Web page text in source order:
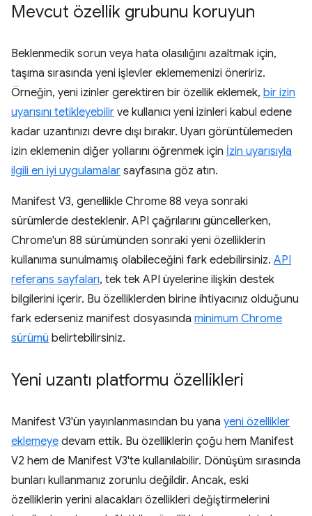
Mevcut özellik grubunu koruyun
Beklenmedik sorun veya hata olasılığını azaltmak için,
taşıma sırasında yeni işlevler eklememenizi öneririz.
Örneğin, yeni izinler gerektiren bir özellik eklemek, bir izin
uyarısını tetikleyebilir ve kullanıcı yeni izinleri kabul edene
kadar uzantınızı devre dışı bırakır. Uyarı görüntülemeden
izin eklemenin diğer yollarını öğrenmek için İzin uyarısıyla
ilgili en iyi uygulamalar sayfasına göz atın.
Manifest V3, genellikle Chrome 88 veya sonraki
sürümlerde desteklenir. API çağrılarını güncellerken,
Chrome'un 88 sürümünden sonraki yeni özelliklerin
kullanıma sunulmamış olabileceğini fark edebilirsiniz. API
referans sayfaları, tek tek API üyelerine ilişkin destek
bilgilerini içerir. Bu özelliklerden birine ihtiyacınız olduğunu
fark ederseniz manifest dosyasında minimum Chrome
sürümü belirtebilirsiniz.
Yeni uzantı platformu özellikleri
Manifest V3'ün yayınlanmasından bu yana yeni özellikler
eklemeye devam ettik. Bu özelliklerin çoğu hem Manifest
V2 hem de Manifest V3'te kullanılabilir. Dönüşüm sırasında
bunları kullanmanız zorunlu değildir. Ancak, eski
özelliklerin yerini alacakları özellikleri değiştirmelerini